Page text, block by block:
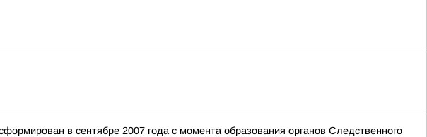
в сентябре 2007 года с момента образования органов Следственного